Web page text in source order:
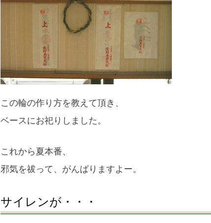
この輪の作り方を教えて頂き、
ベースにお祀りしました。
これから夏本番、
邪気を祓って、がんばりますよー。
サイレンが・・・